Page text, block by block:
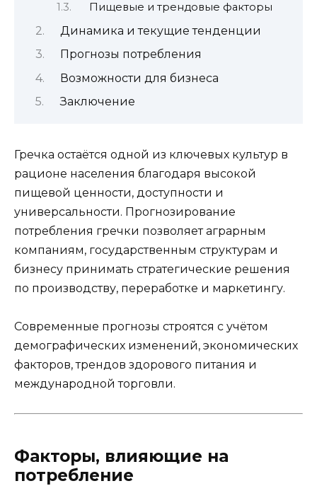
Пищевые и трендовые факторы
Динамика и текущие тенденции
Прогнозы потребления
Возможности для бизнеса
Заключение
Гречка остаётся одной из ключевых культур в
рационе населения благодаря высокой
пищевой ценности, доступности и
универсальности. Прогнозирование
потребления гречки позволяет аграрным
компаниям, государственным структурам и
бизнесу принимать стратегические решения
по производству, переработке и маркетингу.
Современные прогнозы строятся с учётом
демографических изменений, экономических
факторов, трендов здорового питания и
международной торговли.
Факторы, влияющие на
потребление